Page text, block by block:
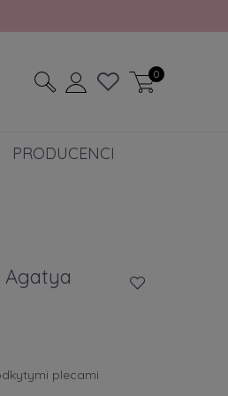
0
PRODUCENCI
Agatya
plecami